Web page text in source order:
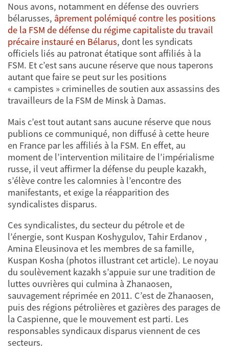
Nous avons, notamment en défense des ouvriers
bélarusses, âprement polémiqué contre les positions
de la FSM de défense du régime capitaliste du travail
précaire instauré en Bélarus, dont les syndicats
officiels liés au patronat étatique sont affiliés à la
FSM. Et c’est sans aucune réserve que nous taperons
autant que faire se peut sur les positions
« campistes » criminelles de soutien aux assassins des
travailleurs de la FSM de Minsk à Damas.
Mais c’est tout autant sans aucune réserve que nous
publions ce communiqué, non diffusé à cette heure
en France par les affiliés à la FSM. En effet, au
moment de l’intervention militaire de l’impérialisme
russe, il veut affirmer la défense du peuple kazakh,
s’élève contre les calomnies à l’encontre des
manifestants, et exige la réapparition des
syndicalistes disparus.
Ces syndicalistes, du secteur du pétrole et de
l’énergie, sont Kuspan Koshygulov, Tahir Erdanov ,
Amina Eleusinova et les membres de sa famille,
Kuspan Kosha (photos illustrant cet article). Le noyau
du soulèvement kazakh s’appuie sur une tradition de
luttes ouvrières qui culmina à Zhanaosen,
sauvagement réprimée en 2011. C’est de Zhanaosen,
puis des régions pétrolières et gazières des parages de
la Caspienne, que le mouvement est parti. Les
responsables syndicaux disparus viennent de ces
secteurs.